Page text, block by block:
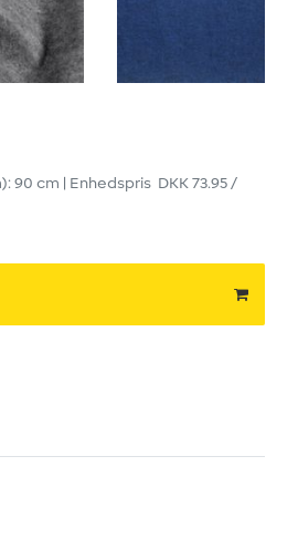
90 cm | Enhedspris DKK 73.95 /